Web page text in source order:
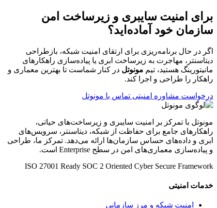
برای امنیت سایبری و زیرساخت امن
سازمان خود آماده‌اید؟
اگر در حال برنامه‌ریزی برای ارتقای امنیت شبکه، بازطراحی
دیتاسنتر، مهاجرت به زیرساخت ابری یا پیاده‌سازی راهکارهای
مانیتورینگ هستید، تیم مونوتل در کنار شماست تا بهترین معماری و
راهکار را طراحی و اجرا کند.
درخواست مشاوره امنیتی تماس با مونوتل
مونوتل با تمرکز بر امنیت سایبری و زیرساخت‌های حیاتی،
راهکارهای جامع برای حفاظت از شبکه، دیتاسنتر، سرویس‌های
ابری و داده‌های حساس سازمان‌ها ارائه می‌دهد. تمرکز ما، طراحی
و پیاده‌سازی معماری‌های امن در سطح Enterprise است.
ISO 27001 Ready SOC 2 Oriented Cyber Secure Framework
خدمات امنیتی
امنیت شبکه و مرز سازمانی